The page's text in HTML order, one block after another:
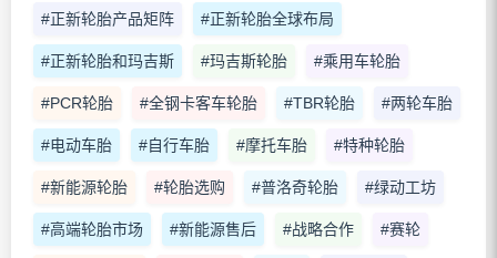
#正新轮胎产品矩阵 #正新轮胎全球布局
#正新轮胎和玛吉斯 #玛吉斯轮胎 #乘用车轮胎
#PCR轮胎 #全钢卡客车轮胎 #TBR轮胎 #两轮车胎
#电动车胎 #自行车胎 #摩托车胎 #特种轮胎
#新能源轮胎 #轮胎选购 #普洛奇轮胎 #绿动工坊
#高端轮胎市场 #新能源售后 #战略合作 #赛轮